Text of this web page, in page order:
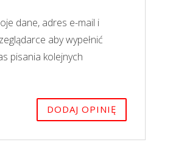
dane, adres e-mail i
aby wypełnić
pisania kolejnych